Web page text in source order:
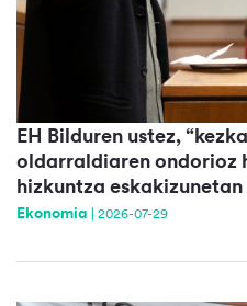
EH Bilduren ustez,
oldarraldiaren ondorioz
hizkuntza
Ekonomia 2026-07-29